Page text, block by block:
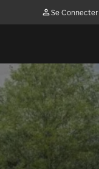
Se Connecter